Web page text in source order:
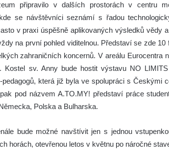
připravilo v dalších prostorách v centru
se návštěvníci seznámí s řadou
v praxi úspěšně aplikovaných výsledků vědy
na první pohled viditelnou. Představí se zde
zahraničních koncernů. V areálu Eurocentra
Kostel sv. Anny bude hostit výstavu NO
která již byla ve spolupráci s Českými
pod názvem A.TO.MY! představí práce
Polska a Bulharska.
bude možné navštívit jen s jednou
horách, otevřenou letos v květnu po náročné